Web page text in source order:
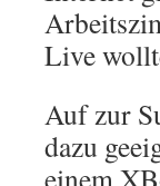
Live
Auf zur
dazu
einem